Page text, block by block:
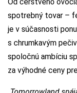
spotrebný tovar –
je v súčasnosti
s chrumkavým
spoločnú ambíciu
za výhodné ceny